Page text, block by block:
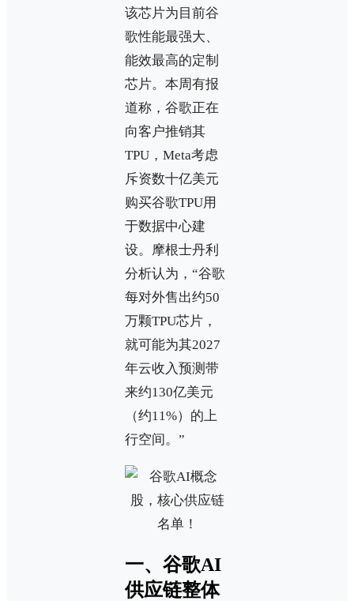
该芯片为目前谷
歌性能最强大、
能效最高的定制
芯片。本周有报
道称，谷歌正在
向客户推销其
TPU，Meta考虑
斥资数十亿美元
购买谷歌TPU用
于数据中心建
设。摩根士丹利
分析认为，“谷歌
每对外售出约50
万颗TPU芯片，
就可能为其2027
年云收入预测带
来约130亿美元
（约11%）的上
行空间。”
一、谷歌AI
供应链整体